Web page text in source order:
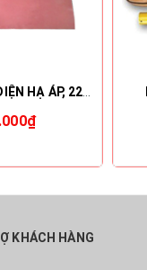
KHÁCH HÀNG